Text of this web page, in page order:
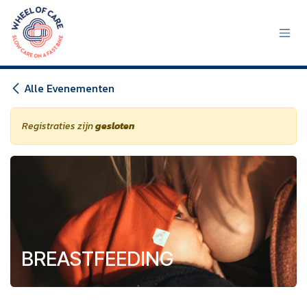
Overslaan naar inhoud
Alle Evenementen
Registraties zijngesloten
BREASTFEEDING